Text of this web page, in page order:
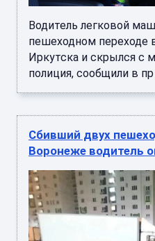
Водитель легковой
пешеходном переходе
Иркутска и скрылся с
полиция, сообщили в пр
Сбивший двух
Воронеже водитель